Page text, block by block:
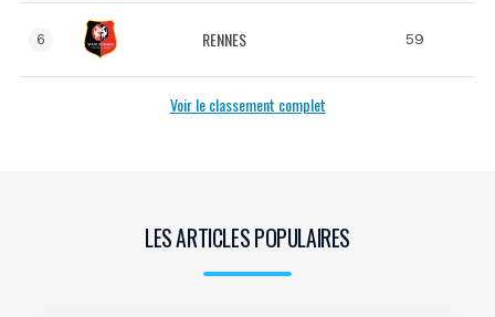
6 RENNES 59
Voir le classement complet
LES ARTICLES POPULAIRES